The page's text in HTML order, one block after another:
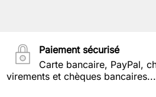
Paiement sécurisé
Carte bancaire, PayPal,
virements et chèques bancaires...